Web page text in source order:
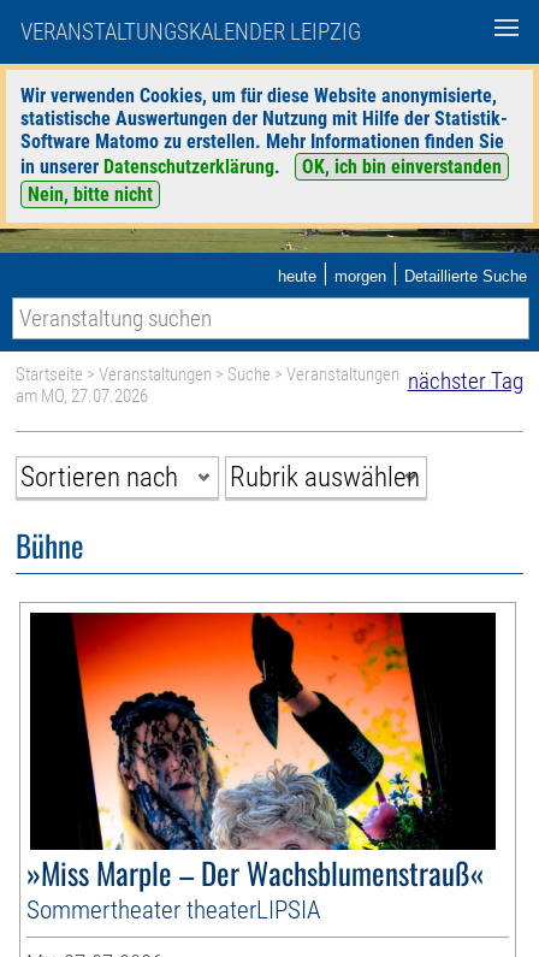
VERANSTALTUNGSKALENDER LEIPZIG
Wir verwenden Cookies, um für diese Website anonymisierte,
statistische Auswertungen der Nutzung mit Hilfe der Statistik-
Software Matomo zu erstellen. Mehr Informationen finden Sie
in unserer Datenschutzerklärung.
OK, ich bin einverstanden
Nein, bitte nicht
heute | morgen | Detaillierte Suche
nächster Tag
Startseite >Veranstaltungen > Suche > Veranstaltungen
am MO, 27.07.2026
Bühne
»Miss Marple – Der Wachsblumenstrauß«
Sommertheater theaterLIPSIA